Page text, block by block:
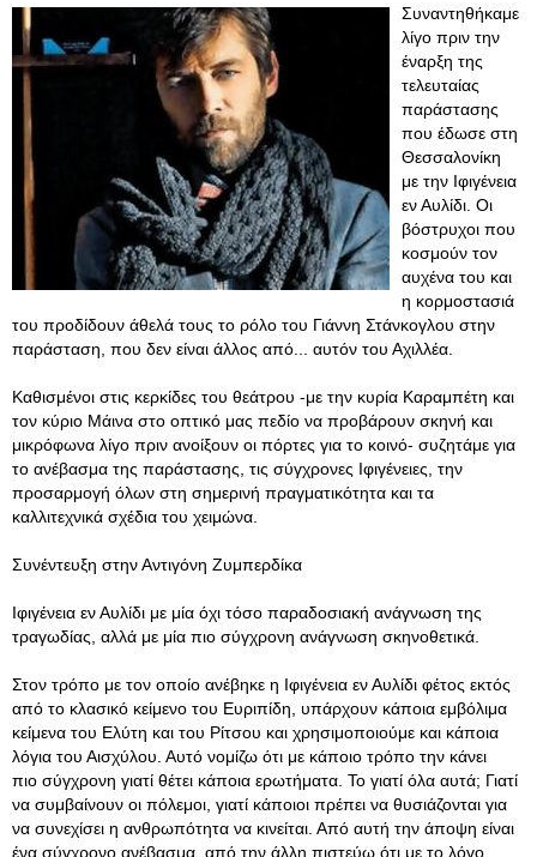
Συναντηθήκαμε
λίγο πριν την
έναρξη της
τελευταίας
παράστασης
που έδωσε στη
Θεσσαλονίκη
με την Ιφιγένεια
εν Αυλίδι. Οι
βόστρυχοι που
κοσμούν τον
αυχένα του και
η κορμοστασιά
του προδίδουν άθελά τους το ρόλο του Γιάννη Στάνκογλου στην
παράσταση, που δεν είναι άλλος από... αυτόν του Αχιλλέα.
Καθισμένοι στις κερκίδες του θεάτρου -με την κυρία Καραμπέτη και
τον κύριο Μάινα στο οπτικό μας πεδίο να προβάρουν σκηνή και
μικρόφωνα λίγο πριν ανοίξουν οι πόρτες για το κοινό- συζητάμε για
το ανέβασμα της παράστασης, τις σύγχρονες Ιφιγένειες, την
προσαρμογή όλων στη σημερινή πραγματικότητα και τα
καλλιτεχνικά σχέδια του χειμώνα.
Συνέντευξη στην Αντιγόνη Ζυμπερδίκα
Ιφιγένεια εν Αυλίδι με μία όχι τόσο παραδοσιακή ανάγνωση της
τραγωδίας, αλλά με μία πιο σύγχρονη ανάγνωση σκηνοθετικά.
Στον τρόπο με τον οποίο ανέβηκε η Ιφιγένεια εν Αυλίδι φέτος εκτός
από το κλασικό κείμενο του Ευριπίδη, υπάρχουν κάποια εμβόλιμα
κείμενα του Ελύτη και του Ρίτσου και χρησιμοποιούμε και κάποια
λόγια του Αισχύλου . Αυτό νομίζω ότι με κάποιο τρόπο την κάνει
πιο σύγχρονη γιατί θέτει κάποια ερωτήματα. Το γιατί όλα αυτά; Γιατί
να συμβαίνουν οι πόλεμοι, γιατί κάποιοι πρέπει να θυσιάζονται για
να συνεχίσει η ανθρωπότητα να κινείται. Από αυτή την άποψη είναι
ένα σύγχρονο ανέβασμα, από την άλλη πιστεύω ότι με το λόγο